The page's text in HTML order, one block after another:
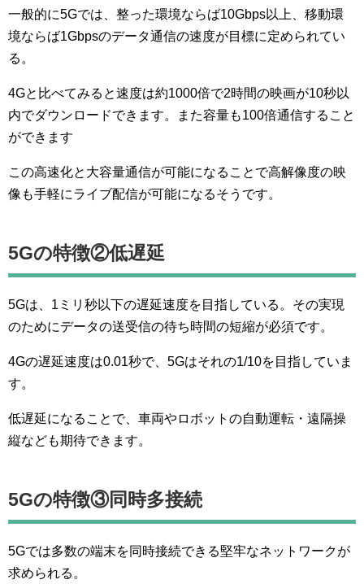
一般的に5Gでは、整った環境ならば10Gbps以上、移動環
境ならば1Gbpsのデータ通信の速度が目標に定められてい
る。
4Gと比べてみると速度は約1000倍で2時間の映画が10秒以
内でダウンロードできます。また容量も100倍通信すること
ができます
この高速化と大容量通信が可能になることで高解像度の映
像も手軽にライブ配信が可能になるそうです。
5Gの特徴②低遅延
5Gは、1ミリ秒以下の遅延速度を目指している。その実現
のためにデータの送受信の待ち時間の短縮が必須です。
4Gの遅延速度は0.01秒で、5Gはそれの1/10を目指していま
す。
低遅延になることで、車両やロボットの自動運転・遠隔操
縦なども期待できます。
5Gの特徴③同時多接続
5Gでは多数の端末を同時接続できる堅牢なネットワークが
求められる。